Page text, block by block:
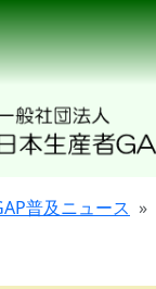
普及ニュース